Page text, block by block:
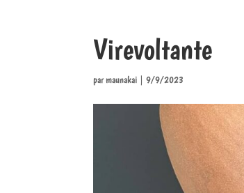
Virevoltante
par maunakai |9/9/2023